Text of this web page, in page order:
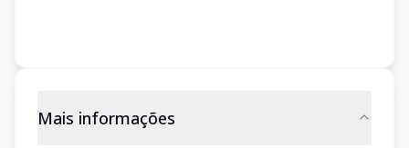
Mais informações